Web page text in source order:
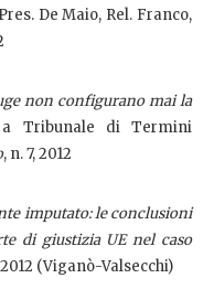
De Maio, Rel. Franco,
non configurano mai la
Tribunale di Termini
, n. 7, 2012
imputato: le conclusioni
di giustizia UE nel caso
(Viganò-Valsecchi)